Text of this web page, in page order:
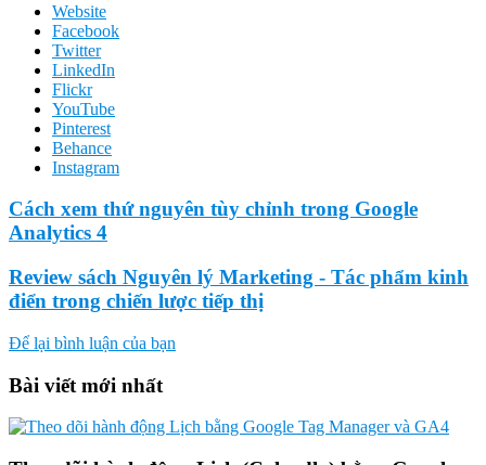
Website
Facebook
Twitter
LinkedIn
Flickr
YouTube
Pinterest
Behance
Instagram
Cách xem thứ nguyên tùy chỉnh trong Google
Analytics 4
Review sách Nguyên lý Marketing - Tác phẩm kinh
điển trong chiến lược tiếp thị
Để lại bình luận của bạn
Bài viết mới nhất